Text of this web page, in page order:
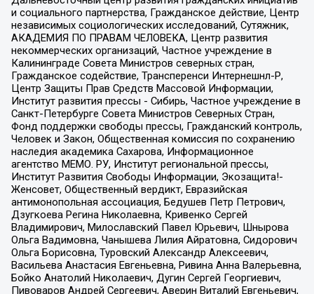
и социального партнерства, Гражданское действие, Центр
независимых социологических исследований, Сутяжник,
АКАДЕМИЯ ПО ПРАВАМ ЧЕЛОВЕКА, Центр развития
некоммерческих организаций, Частное учреждение в
Калининграде Совета Министров северных стран,
Гражданское содействие, Трансперенси Интернешнл-Р,
Центр Защиты Прав Средств Массовой Информации,
Институт развития прессы - Сибирь, Частное учреждение в
Санкт-Петербурге Совета Министров Северных Стран,
Фонд поддержки свободы прессы, Гражданский контроль,
Человек и Закон, Общественная комиссия по сохранению
наследия академика Сахарова, Информационное
агентство МЕМО. РУ, Институт региональной прессы,
Институт Развития Свободы Информации, Экозащита!-
Женсовет, Общественный вердикт, Евразийская
антимонопольная ассоциация, Бедушев Петр Петрович,
Дзугкоева Регина Николаевна, Кривенко Сергей
Владимирович, Милославский Павел Юрьевич, Шнырова
Ольга Вадимовна, Чанышева Лилия Айратовна, Сидорович
Ольга Борисовна, Туровский Александр Алексеевич,
Васильева Анастасия Евгеньевна, Ривина Анна Валерьевна,
Бойко Анатолий Николаевич, Дугин Сергей Георгиевич,
Пивоваров Андрей Сергеевич, Аверин Виталий Евгеньевич,